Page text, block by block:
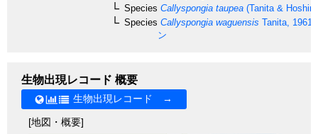
Species Callyspongia taupea (Tanita &
Species Callyspongia waguensis Tanita, 1961
ン
生物出現レコード 概要
生物出現レコード →
[地図・概要]